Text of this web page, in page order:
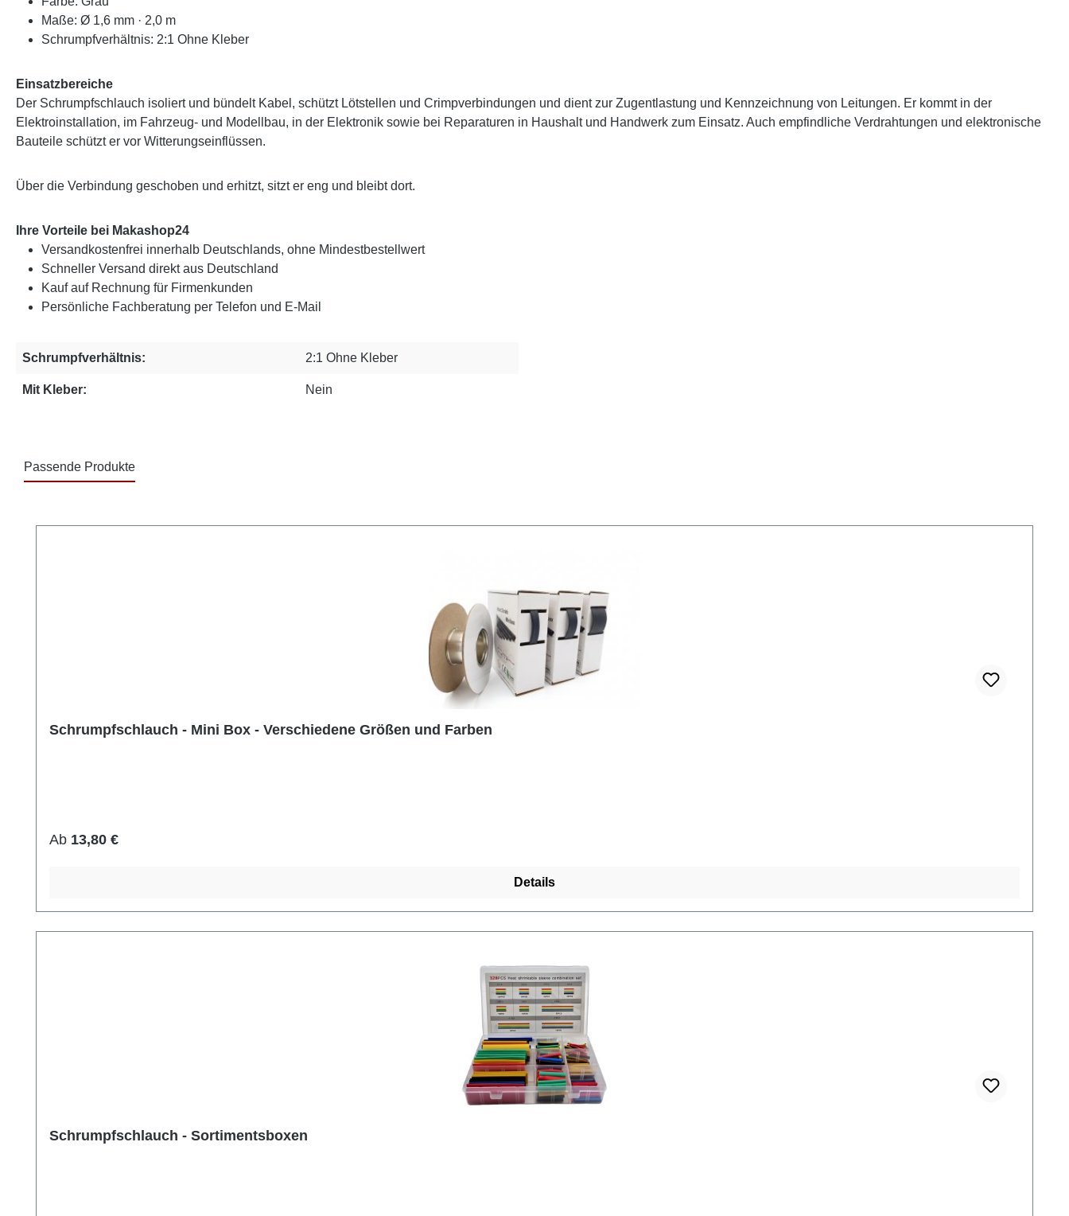
Maße: Ø 1,6 mm · 2,0 m
Schrumpfverhältnis: 2:1 Ohne Kleber
Einsatzbereiche
Der Schrumpfschlauch isoliert und bündelt Kabel, schützt Lötstellen und Crimpverbindungen und dient zur Zugentlastung und Kennzeichnung von Leitungen. Er kommt in der
Elektroinstallation, im Fahrzeug- und Modellbau, in der Elektronik sowie bei Reparaturen in Haushalt und Handwerk zum Einsatz. Auch empfindliche Verdrahtungen und elektronische
Bauteile schützt er vor Witterungseinflüssen.
Über die Verbindung geschoben und erhitzt, sitzt er eng und bleibt dort.
Ihre Vorteile bei Makashop24
Versandkostenfrei innerhalb Deutschlands, ohne Mindestbestellwert
Schneller Versand direkt aus Deutschland
Kauf auf Rechnung für Firmenkunden
Persönliche Fachberatung per Telefon und E-Mail
Schrumpfverhältnis: 2:1 Ohne Kleber
Mit Kleber: Nein
Passende Produkte
Schrumpfschlauch - Mini Box - Verschiedene Größen und Farben
Regulärer Preis:
Ab 13,80 €
Details
Schrumpfschlauch - Sortimentsboxen